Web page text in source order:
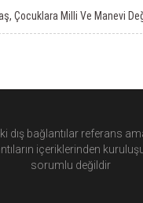
Çocuklara Milli Ve Manevi
dış bağlantılar referans
içeriklerinden
sorumlu değildir